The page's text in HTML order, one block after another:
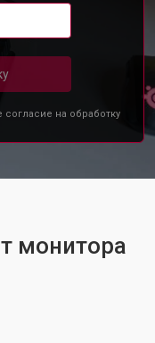
на обработку
монитора